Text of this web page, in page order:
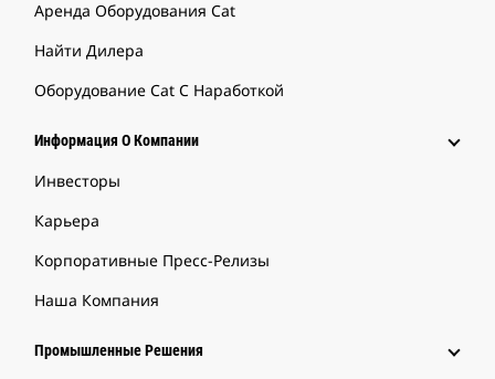
Аренда Оборудования Cat
Найти Дилера
Оборудование Cat С Наработкой
Информация О Компании
Инвесторы
Карьера
Корпоративные Пресс-Релизы
Наша Компания
Промышленные Решения